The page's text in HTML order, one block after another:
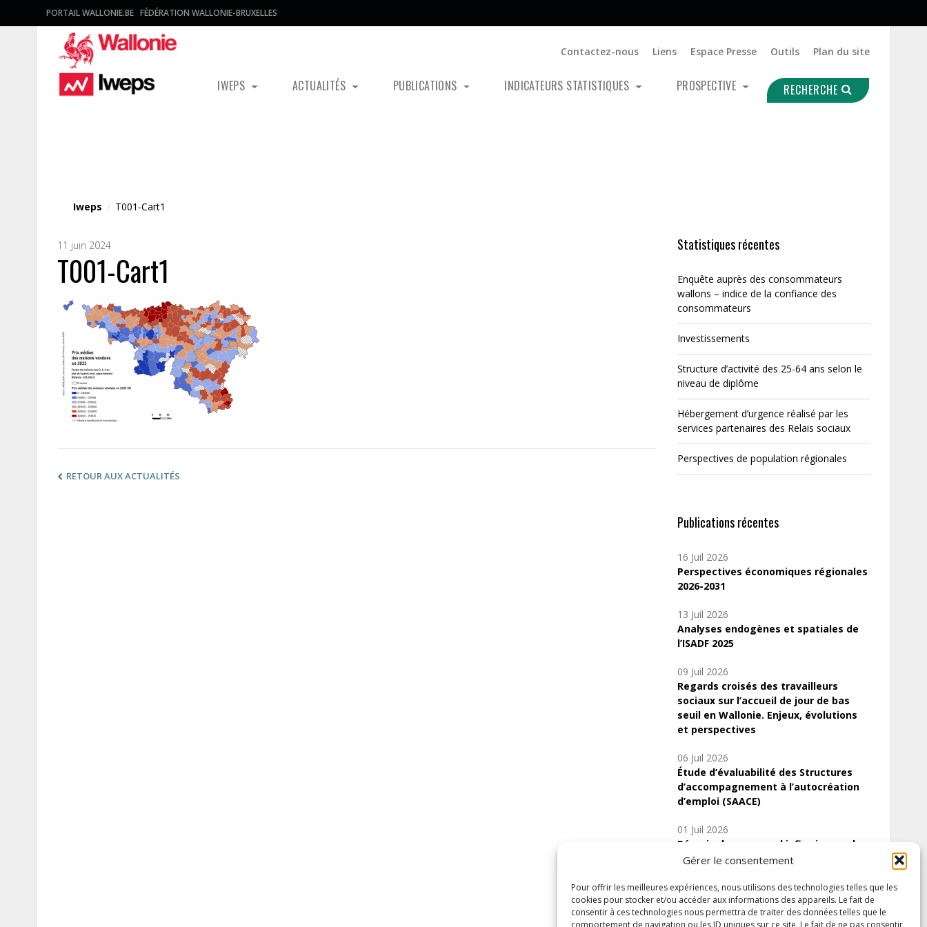
Gérer le consentement
Pour offrir les meilleures expériences, nous utilisons des technologies telles que les
cookies pour stocker et/ou accéder aux informations des appareils. Le fait de
consentir à ces technologies nous permettra de traiter des données telles que le
comportement de navigation ou les ID uniques sur ce site. Le fait de ne pas consentir
PORTAIL WALLONIE.BE FÉDÉRATION WALLONIE-BRUXELLES
Contactez-nous Liens Espace Presse Outils Plan du site
IWEPS ACTUALITÉS PUBLICATIONS INDICATEURS STATISTIQUES PROSPECTIVE RECHERCHE
Iweps / T001-Cart1
11 juin 2024
T001-Cart1
RETOUR AUX ACTUALITÉS
Statistiques récentes
Enquête auprès des consommateurs
wallons – indice de la confiance des
consommateurs
Investissements
Structure d’activité des 25-64 ans selon le
niveau de diplôme
Hébergement d’urgence réalisé par les
services partenaires des Relais sociaux
Perspectives de population régionales
Publications récentes
16 Juil 2026
Perspectives économiques régionales
2026-2031
13 Juil 2026
Analyses endogènes et spatiales de
l’ISADF 2025
09 Juil 2026
Regards croisés des travailleurs
sociaux sur l’accueil de jour de bas
seuil en Wallonie. Enjeux, évolutions
et perspectives
06 Juil 2026
Étude d’évaluabilité des Structures
d’accompagnement à l’autocréation
d’emploi (SAACE)
01 Juil 2026
Pénurie du personnel infirmier :quels
indicateurs d’offre de soins pour